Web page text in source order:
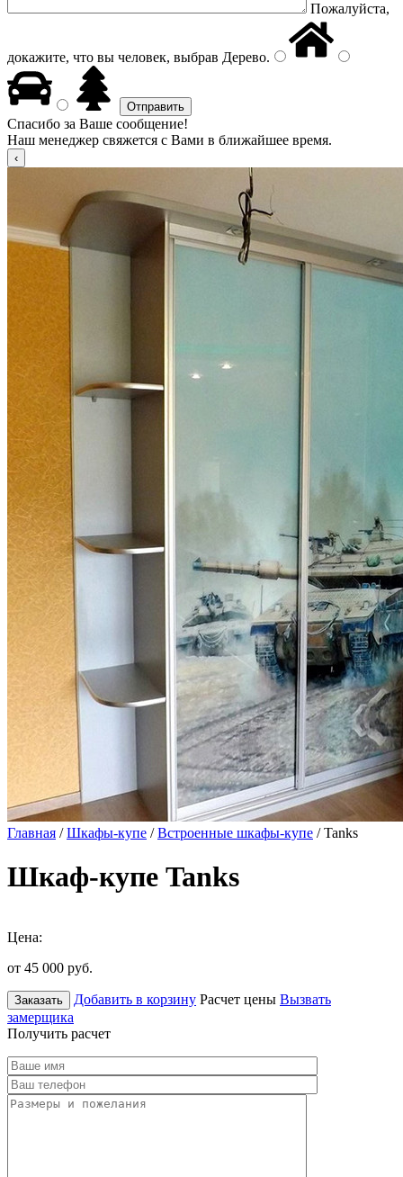
Пожалуйста,
докажите, что вы человек, выбрав Дерево.
Спасибо за Ваше сообщение!
Наш менеджер свяжется с Вами в ближайшее время.
Главная /Шкафы-купе /Встроенные шкафы-купе / Tanks
Шкаф-купе Tanks
Цена:
от 45 000 руб.
Заказать Добавить в корзину Расчет цены Вызвать
замерщика
Получить расчет